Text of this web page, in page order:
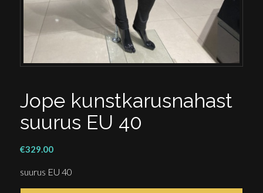
Jope kunstkarusnahast
suurus EU 40
€329.00
suurus EU 40